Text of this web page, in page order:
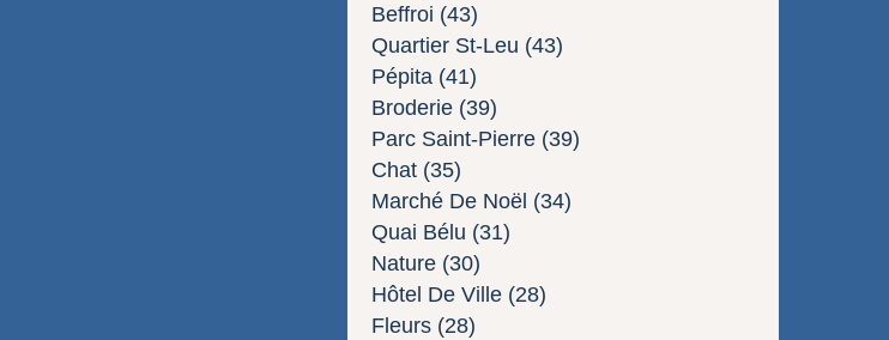
Beffroi (43)
Quartier St-Leu (43)
Pépita (41)
Broderie (39)
Parc Saint-Pierre (39)
Chat (35)
Marché De Noël (34)
Quai Bélu (31)
Nature (30)
Hôtel De Ville (28)
Fleurs (28)